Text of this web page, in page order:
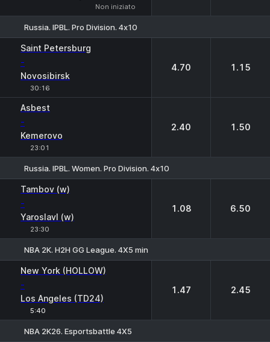
Non iniziato
Russia. IPBL. Pro Division. 4х10
Saint Petersburg
-
Novosibirsk
30:16
4.70 1.15
Asbest
-
Kemerovo
23:01
2.40 1.50
Russia. IPBL. Women. Pro Division. 4х10
Tambov (w)
-
Yaroslavl (w)
23:30
1.08 6.50
NBA 2K. H2H GG League. 4X5 min
New York (HOLLOW)
-
Los Angeles (TD24)
5:40
1.47 2.45
NBA 2K26. Esportsbattle 4Х5